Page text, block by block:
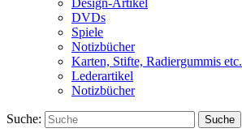
Design-Artikel
DVDs
Spiele
Notizbücher
Karten, Stifte, Radiergummis etc.
Lederartikel
Notizbücher
Suche: Suche